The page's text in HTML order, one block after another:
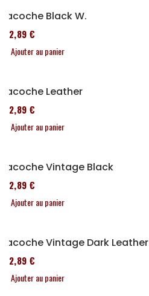
Sacoche Black W.
152,89 €
Ajouter au panier
Sacoche Leather
152,89 €
Ajouter au panier
Sacoche Vintage Black
152,89 €
Ajouter au panier
Sacoche Vintage Dark Leather
152,89 €
Ajouter au panier